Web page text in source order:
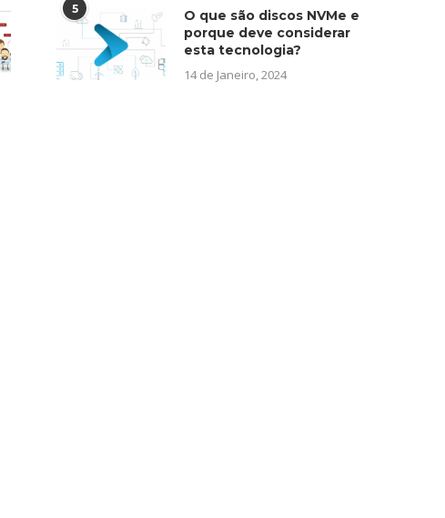
5
O que são discos NVMe e
porque deve considerar
esta tecnologia?
14 de Janeiro, 2024